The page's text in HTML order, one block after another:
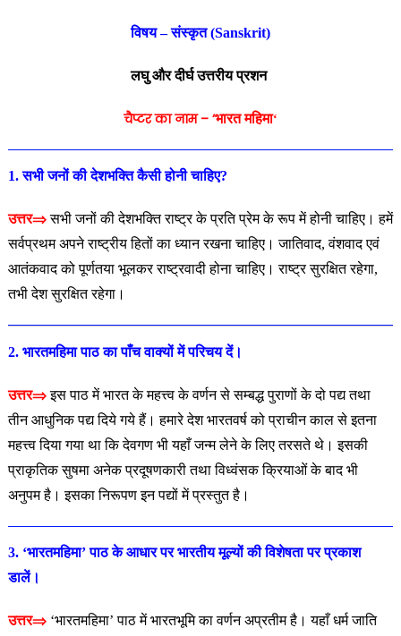
विषय – संस्कृत (Sanskrit)
लघु और दीर्घ उत्तरीय प्रशन
चैप्टर का नाम – ‘भारत महिमा‘
1. सभी जनों की देशभक्ति कैसी होनी चाहिए?
उत्तर⇒सभी जनों की देशभक्ति राष्ट्र के प्रति प्रेम के रूप में होनी चाहिए। हमें
सर्वप्रथम अपने राष्ट्रीय हितों का ध्यान रखना चाहिए। जातिवाद, वंशवाद एवं
आतंकवाद को पूर्णतया भूलकर राष्ट्रवादी होना चाहिए। राष्ट्र सुरक्षित रहेगा,
तभी देश सुरक्षित रहेगा।
2. भारतमहिमा पाठ का पाँच वाक्यों में परिचय दें।
उत्तर⇒इस पाठ में भारत के महत्त्व के वर्णन से सम्बद्ध पुराणों के दो पद्य तथा
तीन आधुनिक पद्य दिये गये हैं। हमारे देश भारतवर्ष को प्राचीन काल से इतना
महत्त्व दिया गया था कि देवगण भी यहाँ जन्म लेने के लिए तरसते थे। इसकी
प्राकृतिक सुषमा अनेक प्रदूषणकारी तथा विध्वंसक क्रियाओं के बाद भी
अनुपम है। इसका निरूपण इन पद्यों में प्रस्तुत है।
3. ‘भारतमहिमा’ पाठ के आधार पर भारतीय मूल्यों की विशेषता परप्रकाश
डालें।
उत्तर⇒ ‘भारतमहिमा’ पाठ में भारतभूमि का वर्णन अप्रतीम है। यहाँ धर्म जाति